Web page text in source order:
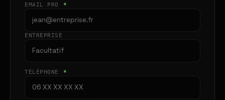
EMAIL PRO *
ENTREPRISE
TÉLÉPHONE *